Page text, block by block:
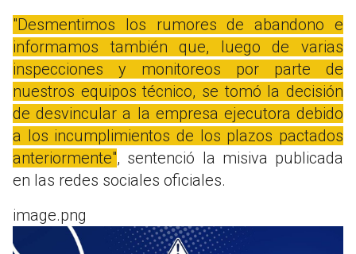
"Desmentimos los rumores de abandono e
informamos también que, luego de varias
inspecciones y monitoreos por parte de
nuestros equipos técnico, se tomó la decisión
de desvincular a la empresa ejecutora debido
a los incumplimientos de los plazos pactados
anteriormente", sentenció la misiva publicada
en las redes sociales oficiales.
image.png